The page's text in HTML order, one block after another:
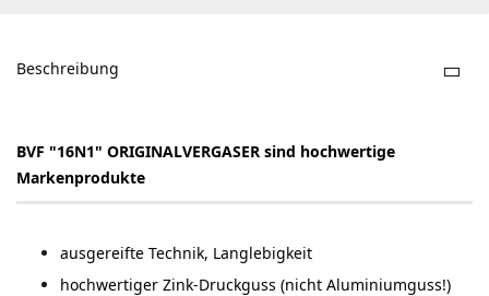
Beschreibung
BVF "16N1" ORIGINALVERGASER sind hochwertige
Markenprodukte
ausgereifte Technik, Langlebigkeit
hochwertiger Zink-Druckguss (nicht Aluminiumguss!)